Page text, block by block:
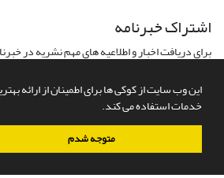
این وب سایت از کوکی ها برای اطمینان از ارائه
خدمات استفاده می کند.
متوجه شدم
اشتراک خبرنامه
برای دریافت اخبار و اطلاعیه های مهم نشریه در
سامانه مدیریت نشریات علمی.طراحی و پیاده سازی